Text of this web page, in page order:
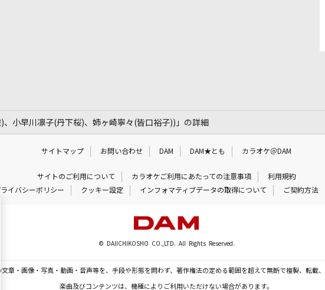
、小早川凛子(丹下桜)、姉ヶ崎寧々(皆口裕子))」の詳細
サイトマップ お問い合わせ DAM DAM★とも カラオケ＠DAM
サイトのご利用について カラオケご利用にあたっての注意事項
利用規約
ライバシーポリシー クッキー設定 インフォマティブデータの取得について ご契約方法
© DAIICHIKOSHO CO.,LTD. All Rights Reserved.
文章・画像・写真・動画・音声等を、手段や形態を問わず、著作権法の定める範囲を超えて無断で複製、転載
楽曲及びコンテンツは、機種によりご利用いただけない場合があります。